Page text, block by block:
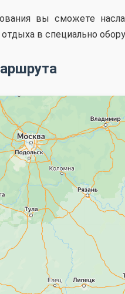
вы сможете
в специально
маршрута на карте —